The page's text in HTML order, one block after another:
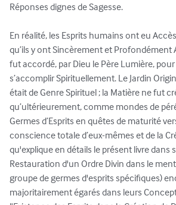
Réponses dignes de Sagesse.
En réalité, les Esprits humains ont eu
qu’ils y ont Sincèrement et Profondément
fut accordé, par Dieu le Père Lumière,
s’accomplir Spirituellement. Le Jardin
était de Genre Spirituel ; la Matière ne fut
qu’ultérieurement, comme mondes de
Germes d’Esprits en quêtes de maturité
conscience totale d’eux-mêmes et de la
qu'explique en détails le présent livre dans
Restauration d'un Ordre Divin dans le
groupe de germes d'esprits spécifiques)
majoritairement égarés dans leurs